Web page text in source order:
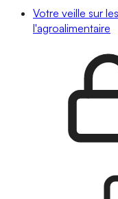
Votre veille sur
l'agroalimentaire